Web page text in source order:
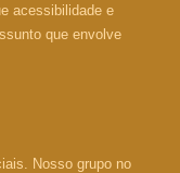
acessibilidade e
que envolve
Nosso grupo no